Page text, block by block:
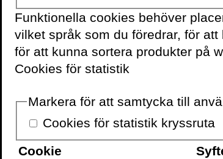
hennes bok ut
kulturdiplomati
Belgrad,
Fotograf: Ninni
Funktionella cookies behöver
vilket språk som du föredrar, för
för att kunna sortera produkter på
Cookies för statistik
Markera för att samtycka till
Cookies för statistik kryssruta
Cookie